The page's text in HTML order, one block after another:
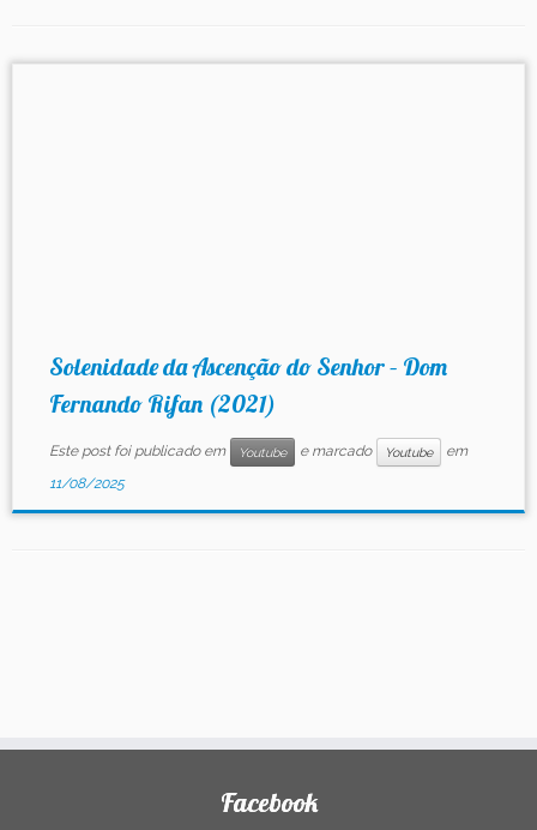
Acesse Também
Solenidade da Ascenção do Senhor – Dom
Fernando Rifan (2021)
Este post foi publicado em Youtube e marcado Youtube
em
11/08/2025
Facebook